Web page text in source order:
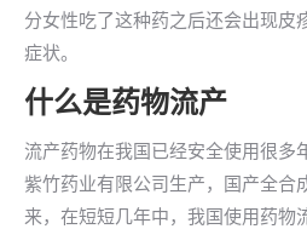
分女性吃了这种药之后还会出现皮
症状。
什么是药物流产
流产药物在我国已经安全使用很多
紫竹药业有限公司生产，国产全合
来，在短短几年中，我国使用药物